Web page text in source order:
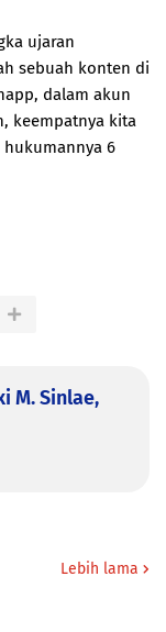
ujaran
sebuah konten di
dalam akun
keempatnya kita
hukumannya 6
M. Sinlae,
Lebih lama